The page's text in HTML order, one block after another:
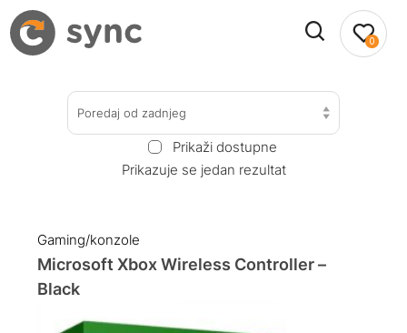
0
Poredaj od zadnjeg
Prikaži dostupne
Prikazuje se jedan rezultat
Gaming/konzole
Microsoft Xbox Wireless Controller –
Black